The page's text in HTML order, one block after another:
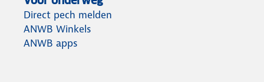
Direct pech melden
ANWB Winkels
ANWB apps